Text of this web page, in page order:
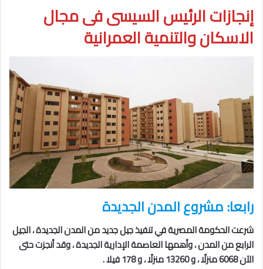
إنجازات الرئيس السيسى فى مجال
الاسكان والتنمية العمرانية
رابعا: مشروع المدن الجديدة
شرعت الحكومة المصرية في تنفيذ جيل جديد من المدن الجديدة ، الجيل
الرابع من المدن ، وأهمها العاصمة الإدارية الجديدة ، وقد أنجزت حتى
الآن 6068 منزلًا ، و 13260 منزلًا ، و 178 فيلا .